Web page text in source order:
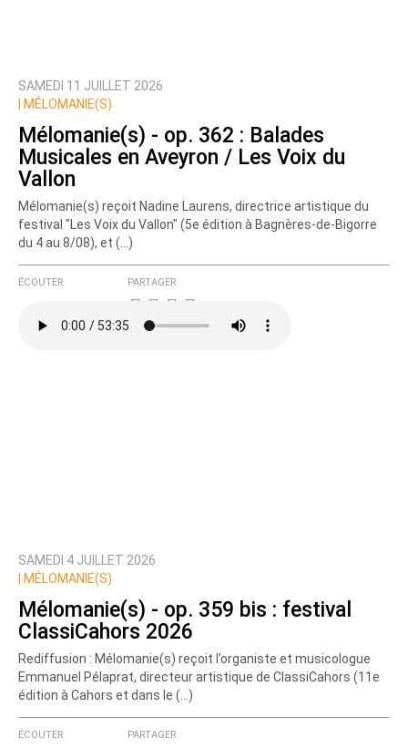
SAMEDI 11 JUILLET 2026
MÉLOMANIE(S)
Mélomanie(s) - op. 362 : Balades
Musicales en Aveyron / Les Voix du
Vallon
Mélomanie(s) reçoit Nadine Laurens, directrice artistique du
festival "Les Voix du Vallon" (5e édition à Bagnères-de-Bigorre
du 4 au 8/08), et (…)
ÉCOUTER PARTAGER
SAMEDI 4 JUILLET 2026
MÉLOMANIE(S)
Mélomanie(s) - op. 359 bis : festival
ClassiCahors 2026
Rediffusion : Mélomanie(s) reçoit l’organiste et musicologue
Emmanuel Pélaprat, directeur artistique de ClassiCahors (11e
édition à Cahors et dans le (…)
ÉCOUTER PARTAGER